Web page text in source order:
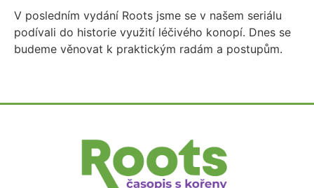
V posledním vydání Roots jsme se v našem seriálu
podívali do historie využití léčivého konopí. Dnes se
budeme věnovat k praktickým radám a postupům.